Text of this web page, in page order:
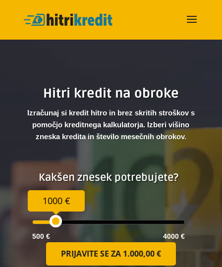
Hitri kredit na obroke
Izračunaj si kredit hitro in brez skritih stroškov s
pomočjo kreditnega kalkulatorja. Izberi višino
zneska kredita in število mesečnih obrokov.
Kakšen znesek potrebujete?
1000 €
500 € 4000 €
PRIJAVITE SE ZA 1.000,00 €